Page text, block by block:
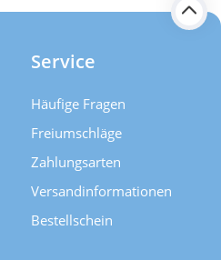
Service
Häufige Fragen
Freiumschläge
Zahlungsarten
Versand­informationen
Bestellschein